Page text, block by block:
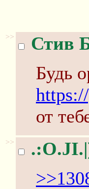
>> Стив
Будь
от
>>